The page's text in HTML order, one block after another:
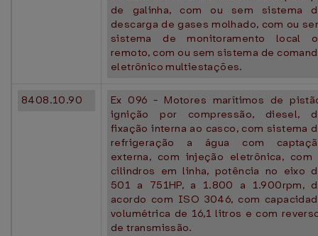
de galinha, com ou sem sistema
descarga de gases molhado, com ou
sistema de monitoramento local
remoto, com ou sem sistema de
eletrônico multiestações.
8408.10.90
Ex 096 - Motores marítimos de
ignição por compressão, diesel,
fixação interna ao casco, com sistema
refrigeração a água com
externa, com injeção eletrônica, com
cilindros em linha, potência no eixo
501 a 751HP, a 1.800 a 1.900rpm,
acordo com ISO 3046, com
volumétrica de 16,1 litros e com
de transmissão.